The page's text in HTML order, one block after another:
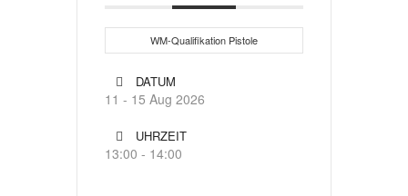
WM-Qualifikation Pistole
DATUM
11 - 15 Aug 2026
UHRZEIT
13:00 - 14:00